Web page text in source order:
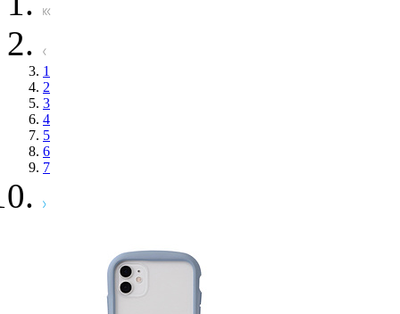
1
2
3
4
5
6
7